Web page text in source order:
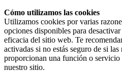
Cómo utilizamos las cookies
Utilizamos cookies por varias
opciones disponibles para
eficacia del sitio web. Te
activadas si no estás seguro de si
proporcionan una función o servicio
nuestro sitio.